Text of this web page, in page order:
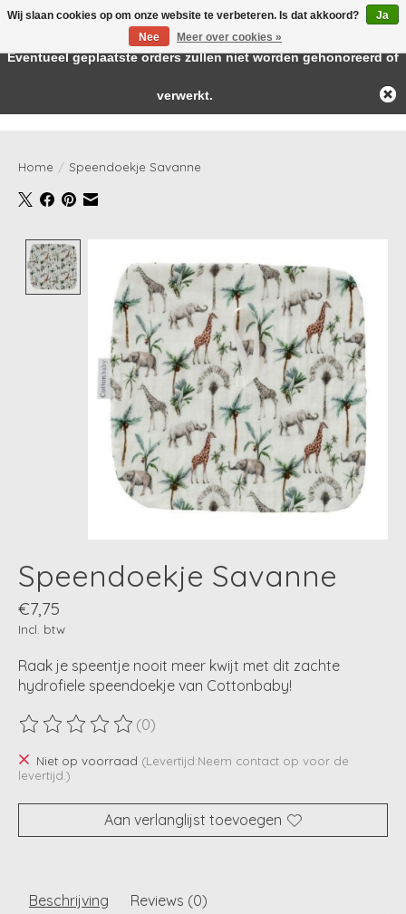
Home / Speendoekje Savanne
Speendoekje Savanne
€7,75
Incl. btw
Raak je speentje nooit meer kwijt met dit zachte
hydrofiele speendoekje van Cottonbaby!
De beoordeling van dit product is
(0)
Niet op voorraad (Levertijd:Neem contact op voor de
levertijd.)
Aan verlanglijst toevoegen
Beschrijving Reviews (0)
Wij slaan cookies op om onze website te verbeteren. Is dat akkoord?
Ja
Nee
Meer over cookies »
← Keer terug naar de backofficeDeze winkel is in aanbouw.
Eventueel geplaatste orders zullen niet worden gehonoreerd of
verwerkt.